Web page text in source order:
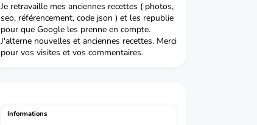
Je retravaille mes anciennes recettes ( photos,
seo, référencement, code json ) et les republie
pour que Google les prenne en compte.
J'alterne nouvelles et anciennes recettes. Merci
pour vos visites et vos commentaires.
Informations